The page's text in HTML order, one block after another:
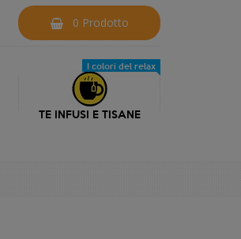
0 Prodotto
TE INFUSI E TISANE
I colori del relax